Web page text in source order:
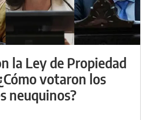
la Ley de Propiedad
votaron los
neuquinos?